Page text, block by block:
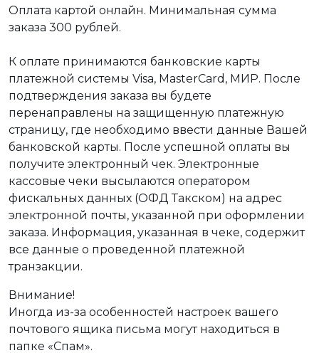
Оплата картой онлайн. Минимальная сумма
заказа 300 рублей.
К оплате принимаются банковские карты
платежной системы Visa, MasterCard, МИР. После
подтверждения заказа вы будете
перенаправлены на защищенную платежную
страницу, где необходимо ввести данные Вашей
банковской карты. После успешной оплаты вы
получите электронный чек. Электронные
кассовые чеки высылаются оператором
фискальных данных (ОФД Такском) на адрес
электронной почты, указанной при оформлении
заказа. Информация, указанная в чеке, содержит
все данные о проведенной платежной
транзакции.
Внимание!
Иногда из-за особенностей настроек вашего
почтового ящика письма могут находиться в
папке «Спам».